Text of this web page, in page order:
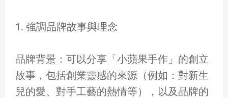
1. 強調品牌故事與理念
品牌背景：可以分享「小蘋果手作」的創立
故事，包括創業靈感的來源（例如：對新生
兒的愛、對手工藝的熱情等），以及品牌的